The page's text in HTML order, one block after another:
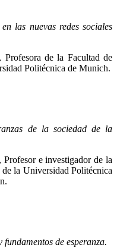
las nuevas redes sociales
, Profesora de la Facultad de
Politécnica de Munich.
de la sociedad de la
, Profesor e investigador de la
la Universidad Politécnica
fundamentos de esperanza.